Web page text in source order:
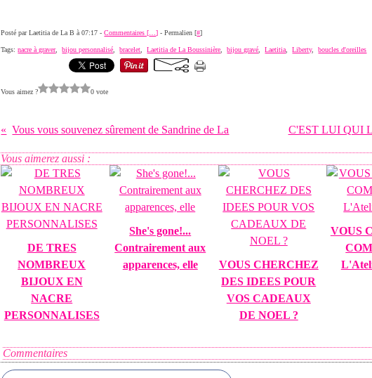
Posté par Laetitia de La B à 07:17 -Commentaires [ …] - Permalien [#]
Tags:nacre à graver,bijou personnalisé ,bracelet ,Laetitia de La Boussinière ,bijou gravé ,Laetitia ,Liberty,boucles d'oreilles
Vous aimez ? 0 vote
Vous vous souvenez sûrement de Sandrine de La C'EST LUI QUI
Vous aimerez aussi :
DE TRES
NOMBREUX
BIJOUX EN
NACRE
PERSONNALISES
She's gone!...
Contrairement aux
apparences, elle
VOUS CHERCHEZ
DES IDEES POUR
VOS CADEAUX
DE NOEL ?
VOUS
Commentaires